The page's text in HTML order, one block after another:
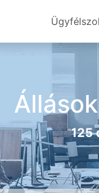
125